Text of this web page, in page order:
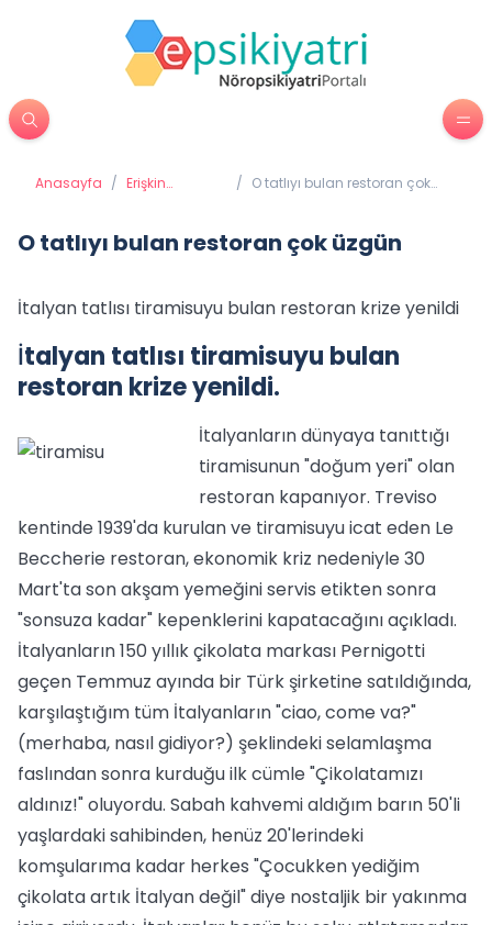
Anasayfa / Erişkin
/ O tatlıyı bulan restoran çok
O tatlıyı bulan restoran çok üzgün
İtalyan tatlısı tiramisuyu bulan restoran krize yenildi
İtalyan tatlısı tiramisuyu bulan
restoran krize yenildi.
İtalyanların dünyaya tanıttığı
tiramisunun "doğum yeri" olan
restoran kapanıyor. Treviso
kentinde 1939'da kurulan ve tiramisuyu icat eden Le
Beccherie restoran, ekonomik kriz nedeniyle 30
Mart'ta son akşam yemeğini servis etikten sonra
"sonsuza kadar" kepenklerini kapatacağını açıkladı.
İtalyanların 150 yıllık çikolata markası Pernigotti
geçen Temmuz ayında bir Türk şirketine satıldığında,
karşılaştığım tüm İtalyanların "ciao, come va?"
(merhaba, nasıl gidiyor?) şeklindeki selamlaşma
faslından sonra kurduğu ilk cümle "Çikolatamızı
aldınız!" oluyordu. Sabah kahvemi aldığım barın 50'li
yaşlardaki sahibinden, henüz 20'lerindeki
komşularıma kadar herkes "Çocukken yediğim
çikolata artık İtalyan değil" diye nostaljik bir yakınma